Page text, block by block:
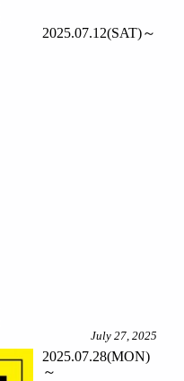
2025.07.12(SAT)～
July 27, 2025
2025.07.28(MON)
～